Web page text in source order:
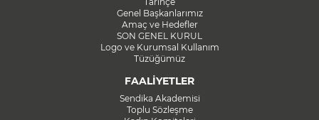
Genel Başkanlarımız
Amaç ve Hedefler
SON GENEL KURUL
Logo ve Kurumsal Kullanım
Tüzüğümüz
FAALİYETLER
Sendika Akademisi
Toplu Sözleşme